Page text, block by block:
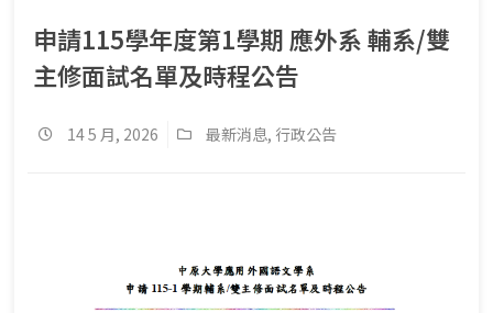
申請115學年度第1學期 應外系 輔系/雙
主修面試名單及時程公告
14 5 月, 2026 最新消息, 行政公告